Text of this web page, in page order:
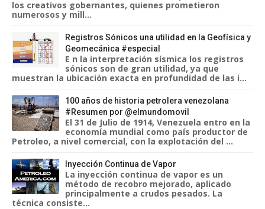
los creativos gobernantes, quienes prometieron
numerosos y mill...
Registros Sónicos una utilidad en la Geofísica y
Geomecánica #especial
E n la interpretación sísmica los registros
sónicos son de gran utilidad, ya que
muestran la ubicación exacta en profundidad de las i...
100 años de historia petrolera venezolana
#Resumen por @elmundomovil
El 31 de Julio de 1914, Venezuela entro en la
economía mundial como país productor de
Petroleo, a nivel comercial, con la explotación del ...
Inyección Continua de Vapor
La inyección continua de vapor es un
método de recobro mejorado, aplicado
principalmente a crudos pesados. La
técnica consiste...